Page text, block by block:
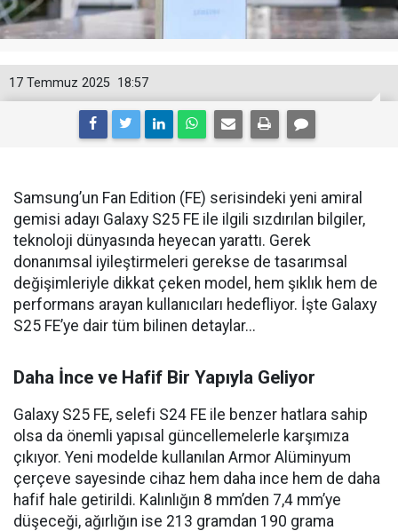
18:57
17 Temmuz 2025
Samsung’un Fan Edition (FE) serisindeki yeni amiral
gemisi adayı Galaxy S25 FE ile ilgili sızdırılan bilgiler,
teknoloji dünyasında heyecan yarattı. Gerek
donanımsal iyileştirmeleri gerekse de tasarımsal
değişimleriyle dikkat çeken model, hem şıklık hem de
performans arayan kullanıcıları hedefliyor. İşte Galaxy
S25 FE’ye dair tüm bilinen detaylar...
Daha İnce ve Hafif Bir Yapıyla Geliyor
Galaxy S25 FE, selefi S24 FE ile benzer hatlara sahip
olsa da önemli yapısal güncellemelerle karşımıza
çıkıyor. Yeni modelde kullanılan Armor Alüminyum
çerçeve sayesinde cihaz hem daha ince hem de daha
hafif hale getirildi. Kalınlığın 8 mm’den 7,4 mm’ye
düşeceği, ağırlığın ise 213 gramdan 190 grama